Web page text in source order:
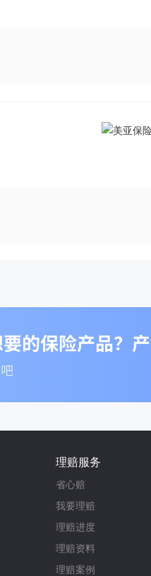
理赔服务
省心赔
我要理赔
理赔进度
理赔资料
理赔案例